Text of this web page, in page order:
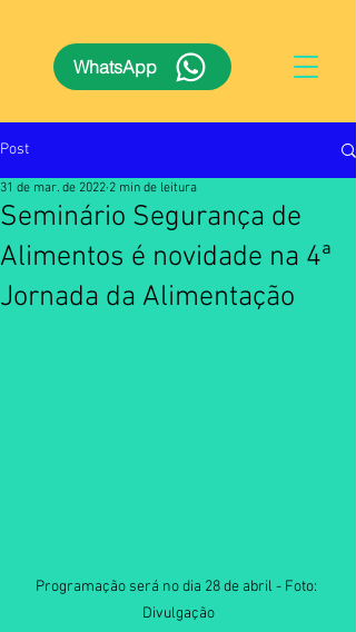
WhatsApp
Post
Seminário Segurança de
Alimentos é novidade na 4ª
Jornada da Alimentação
31 de mar. de 2022 2 min de leitura
Programação será no dia 28 de abril - Foto:
Divulgação